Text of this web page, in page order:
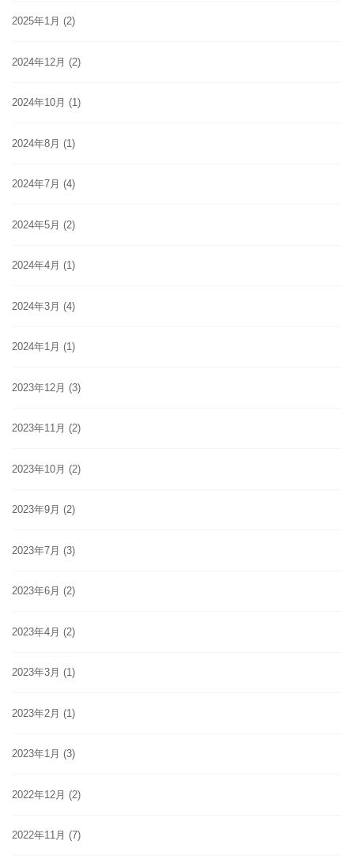
2025年1月 (2)
2024年12月 (2)
2024年10月 (1)
2024年8月 (1)
2024年7月 (4)
2024年5月 (2)
2024年4月 (1)
2024年3月 (4)
2024年1月 (1)
2023年12月 (3)
2023年11月 (2)
2023年10月 (2)
2023年9月 (2)
2023年7月 (3)
2023年6月 (2)
2023年4月 (2)
2023年3月 (1)
2023年2月 (1)
2023年1月 (3)
2022年12月 (2)
2022年11月 (7)